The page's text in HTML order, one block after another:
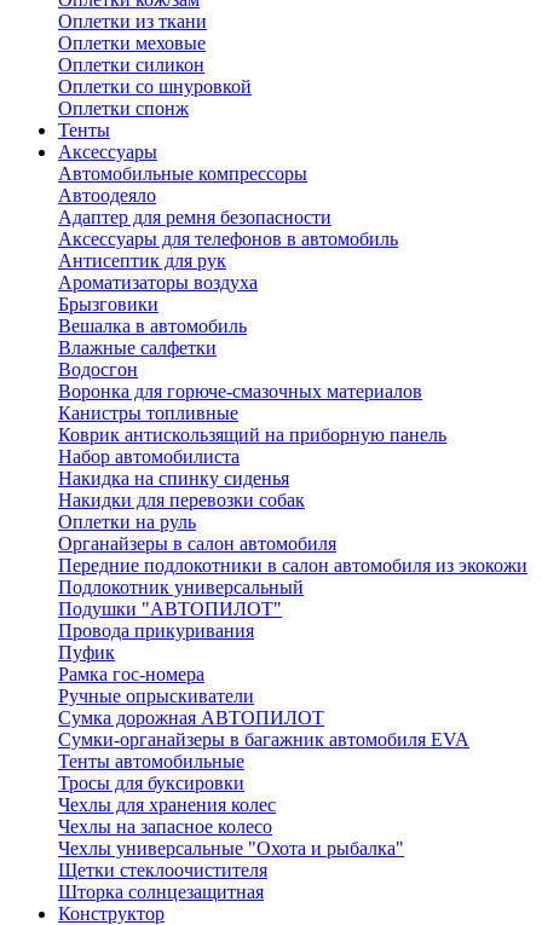
Оплетки из ткани
Оплетки меховые
Оплетки силикон
Оплетки со шнуровкой
Оплетки спонж
Тенты
Аксессуары
Автомобильные компрессоры
Автоодеяло
Адаптер для ремня безопасности
Аксессуары для телефонов в автомобиль
Антисептик для рук
Ароматизаторы воздуха
Брызговики
Вешалка в автомобиль
Влажные салфетки
Водосгон
Воронка для горюче-смазочных материалов
Канистры топливные
Коврик антискользящий на приборную панель
Набор автомобилиста
Накидка на спинку сиденья
Накидки для перевозки собак
Оплетки на руль
Органайзеры в салон автомобиля
Передние подлокотники в салон автомобиля из экокожи
Подлокотник универсальный
Подушки "АВТОПИЛОТ"
Провода прикуривания
Пуфик
Рамка гос-номера
Ручные опрыскиватели
Сумка дорожная АВТОПИЛОТ
Сумки-органайзеры в багажник автомобиля EVA
Тенты автомобильные
Тросы для буксировки
Чехлы для хранения колес
Чехлы на запасное колесо
Чехлы универсальные "Охота и рыбалка"
Щетки стеклоочистителя
Шторка солнцезащитная
Конструктор